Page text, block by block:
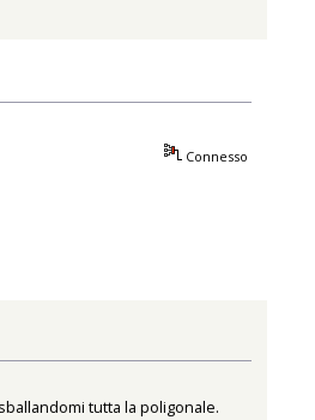
Connesso
tutta la poligonale.